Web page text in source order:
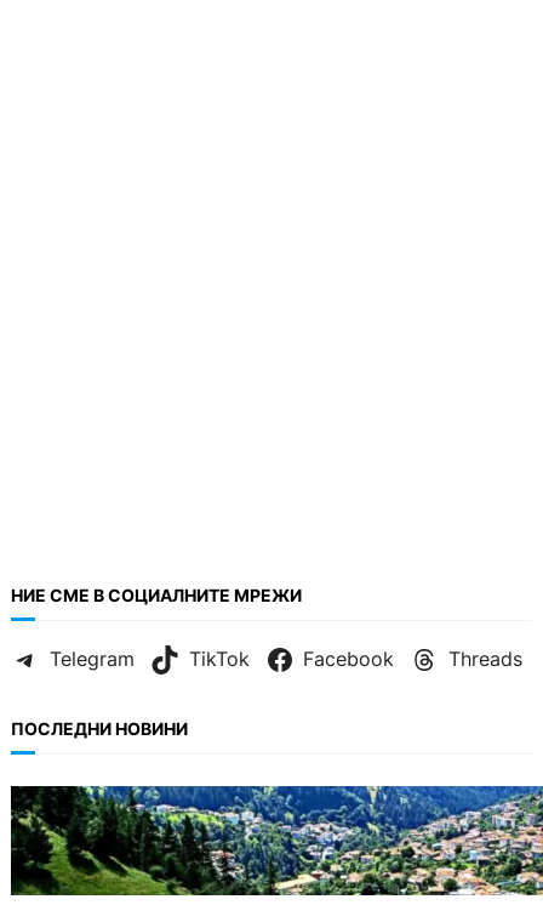
НИЕ СМЕ В СОЦИАЛНИТЕ МРЕЖИ
Telegram TikTok Facebook Threads
ПОСЛЕДНИ НОВИНИ
БЪЛГАРИЯ
Полицията алармира за нова схема с
фалшиви лечители и „вълшебни“ мехлеми